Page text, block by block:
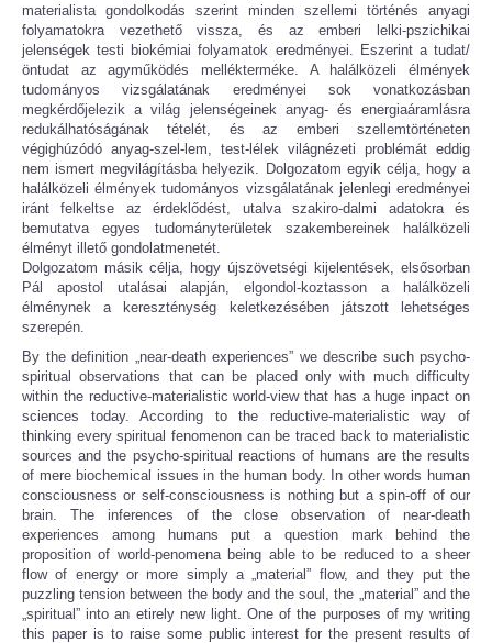
materialista gondolkodás szerint minden szellemi történés anyagi
folyamatokra vezethető vissza, és az emberi lelki-pszichikai
jelenségek testi biokémiai folyamatok eredményei. Eszerint a tudat/
öntudat az agyműködés mellékterméke. A halálközeli élmények
tudományos vizsgálatának eredményei sok vonatkozásban
megkérdőjelezik a világ jelenségeinek anyag- és energiaáramlásra
redukálhatóságának tételét, és az emberi szellemtörténeten
végighúzódó anyag-szel-lem, test-lélek világnézeti problémát eddig
nem ismert megvilágításba helyezik. Dolgozatom egyik célja, hogy a
halálközeli élmények tudományos vizsgálatának jelenlegi eredményei
iránt felkeltse az érdeklődést, utalva szakiro-dalmi adatokra és
bemutatva egyes tudományterületek szakembereinek halálközeli
élményt illető gondolatmenetét.
Dolgozatom másik célja, hogy újszövetségi kijelentések, elsősorban
Pál apostol utalásai alapján, elgondol-koztasson a halálközeli
élménynek a kereszténység keletkezésében játszott lehetséges
szerepén.
By the definition „near-death experiences” we describe such psycho-
spiritual observations that can be placed only with much difficulty
within the reductive-materialistic world-view that has a huge inpact on
sciences today. According to the reductive-materialistic way of
thinking every spiritual fenomenon can be traced back to materialistic
sources and the psycho-spiritual reactions of humans are the results
of mere biochemical issues in the human body. In other words human
consciousness or self-consciousness is nothing but a spin-off of our
brain. The inferences of the close observation of near-death
experiences among humans put a question mark behind the
proposition of world-penomena being able to be reduced to a sheer
flow of energy or more simply a „material” flow, and they put the
puzzling tension between the body and the soul, the „material” and the
„spiritual” into an etirely new light. One of the purposes of my writing
this paper is to raise some public interest for the present results of